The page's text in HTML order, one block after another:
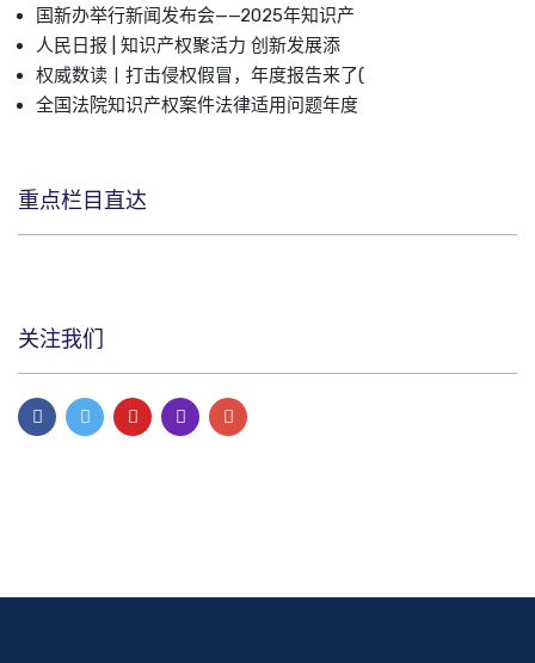
国新办举行新闻发布会——2025年知识产
人民日报 | 知识产权聚活力 创新发展添
权威数读丨打击侵权假冒，年度报告来了(
全国法院知识产权案件法律适用问题年度
重点栏目直达
关注我们